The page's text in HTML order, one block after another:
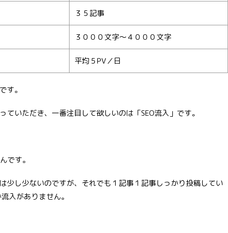
３５記事
３０００文字〜４０００文字
平均５PV／日
す。
ていただき、一番注目して欲しいのは「SEO流入」です。
です。
少し少ないのですが、それでも１記事１記事しっかり投稿してい
入がありません。